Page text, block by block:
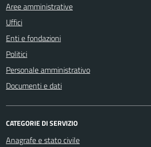
Aree amministrative
Uffici
Enti e fondazioni
Politici
Personale amministrativo
Documenti e dati
CATEGORIE DI SERVIZIO
Anagrafe e stato civile